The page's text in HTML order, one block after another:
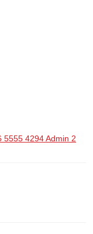
5555 4294 Admin 2